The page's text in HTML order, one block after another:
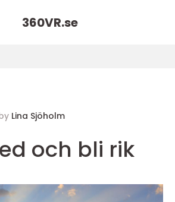
360VR.se
Lina Sjöholm
och bli rik